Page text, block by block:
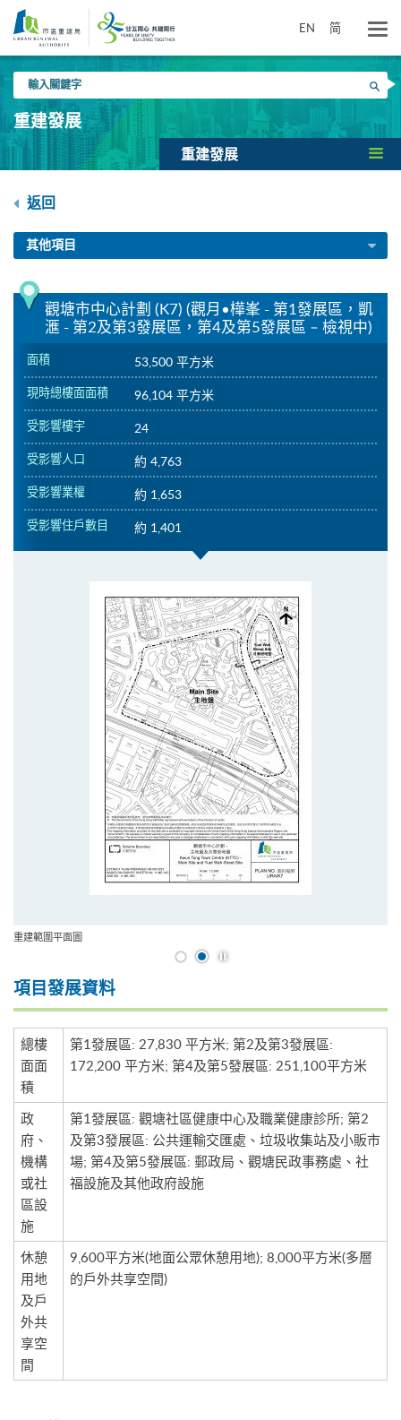
要
內
EN 简
入
關
鍵
搜尋
重建發展
重建發展
返回
其他項目
觀塘市中心計劃 (K7) (觀月•樺峯 - 第1發展區，凱
滙 - 第2及第3發展區，第4及第5發展區 – 檢視中)
面積 53,500 平方米
現時總樓面面積 96,104 平方米
受影響樓宇 24
受影響人口 約 4,763
受影響業權 約 1,653
受影響住戶數目 約 1,401
重建範圍平面圖
項目發展資料
總樓
面面
積
第1發展區: 27,830 平方米; 第2及第3發展區:
172,200 平方米; 第4及第5發展區: 251,100平方米
政
府、
機構
或社
區設
施
第1發展區: 觀塘社區健康中心及職業健康診所; 第2
及第3發展區: 公共運輸交匯處、垃圾收集站及小販市
場; 第4及第5發展區: 郵政局、觀塘民政事務處、社
福設施及其他政府設施
休憩
用地
及戶
外共
享空
間
9,600平方米(地面公眾休憩用地); 8,000平方米(多層
的戶外共享空間)